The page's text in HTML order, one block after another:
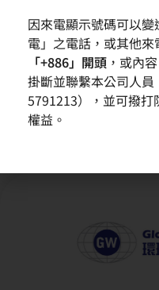
因來電顯示號碼可以
電」之電話，或其他來
「+886」開頭 ，或內
掛斷並聯繫本公司人
5791213），並可撥
權益。